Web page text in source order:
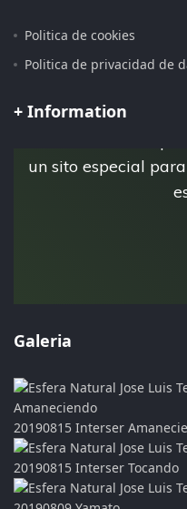
Politica de cookies
Politica de privacidad de
+ Information
Pagina iniciada
Esta es la pagina
un sito especial
Galeria
20190815 Interser
20190815 Interser Tocando